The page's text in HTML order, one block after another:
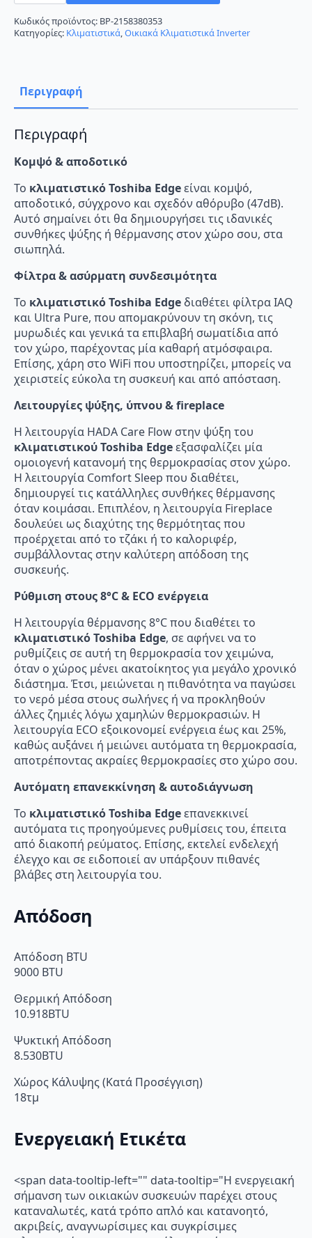
10J2AVSG-
E/RAS-
B10G3KVSG-
BTU
A+++/A+++
με
Fi
ποσότητα
Κωδικός προϊόντος: BP-2158380353
Κατηγορίες: Κλιματιστικά,Οικιακά Κλιματιστικά Inverter
Περιγραφή
Περιγραφή
Κομψό & αποδοτικό
Το κλιματιστικό Toshiba Edgeείναι κομψό,
αποδοτικό, σύγχρονο και σχεδόν αθόρυβο (47dB).
Αυτό σημαίνει ότι θα δημιουργήσει τις ιδανικές
συνθήκες ψύξης ή θέρμανσης στον χώρο σου, στα
σιωπηλά.
Φίλτρα & ασύρματη συνδεσιμότητα
Το κλιματιστικό Toshiba Edge διαθέτει φίλτρα IAQ
και Ultra Pure, που απομακρύνουν τη σκόνη, τις
μυρωδιές και γενικά τα επιβλαβή σωματίδια από
τον χώρο, παρέχοντας μία καθαρή ατμόσφαιρα.
Επίσης, χάρη στο WiFi που υποστηρίζει, μπορείς να
χειριστείς εύκολα τη συσκευή και από απόσταση.
Λειτουργίες ψύξης, ύπνου & fireplace
Η λειτουργία HADA Care Flow στην ψύξη του
κλιματιστικού Toshiba Edgeεξασφαλίζει μία
ομοιογενή κατανομή της θερμοκρασίας στον χώρο.
Η λειτουργία Comfort Sleep που διαθέτει,
δημιουργεί τις κατάλληλες συνθήκες θέρμανσης
όταν κοιμάσαι. Επιπλέον, η λειτουργία Fireplace
δουλεύει ως διαχύτης της θερμότητας που
προέρχεται από το τζάκι ή το καλοριφέρ,
συμβάλλοντας στην καλύτερη απόδοση της
συσκευής.
Ρύθμιση στους 8°C & ECO ενέργεια
Η λειτουργία θέρμανσης 8°C που διαθέτει το
κλιματιστικό Toshiba Edge, σε αφήνει να το
ρυθμίζεις σε αυτή τη θερμοκρασία τον χειμώνα,
όταν ο χώρος μένει ακατοίκητος για μεγάλο χρονικό
διάστημα. Έτσι, μειώνεται η πιθανότητα να παγώσει
το νερό μέσα στους σωλήνες ή να προκληθούν
άλλες ζημιές λόγω χαμηλών θερμοκρασιών. Η
λειτουργία ECO εξοικονομεί ενέργεια έως και 25%,
καθώς αυξάνει ή μειώνει αυτόματα τη θερμοκρασία,
αποτρέποντας ακραίες θερμοκρασίες στο χώρο σου.
Αυτόματη επανεκκίνηση & αυτοδιάγνωση
Το κλιματιστικό Toshiba Edgeεπανεκκινεί
αυτόματα τις προηγούμενες ρυθμίσεις του, έπειτα
από διακοπή ρεύματος. Επίσης, εκτελεί ενδελεχή
έλεγχο και σε ειδοποιεί αν υπάρξουν πιθανές
βλάβες στη λειτουργία του.
Απόδοση
Απόδοση BTU
9000 BTU
Θερμική Απόδοση
10.918BTU
Ψυκτική Απόδοση
8.530BTU
Χώρος Κάλυψης (Κατά Προσέγγιση)
18τμ
Ενεργειακή Ετικέτα
<span data-tooltip-left="" data-tooltip="Η ενεργειακή
σήμανση των οικιακών συσκευών παρέχει στους
καταναλωτές, κατά τρόπο απλό και κατανοητό,
ακριβείς, αναγνωρίσιμες και συγκρίσιμες